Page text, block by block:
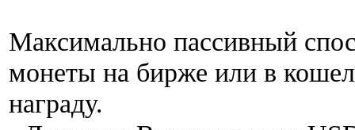
Максимально пассивный
монеты на бирже или в
награду.